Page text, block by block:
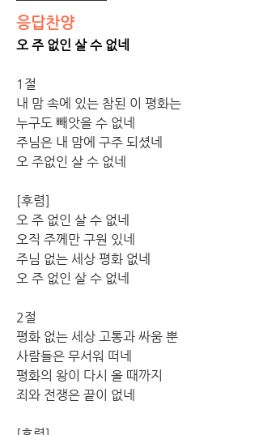
응답찬양
오 주 없인 살 수 없네
1절
내 맘 속에 있는 참된 이 평화는
누구도 빼앗을 수 없네
주님은 내 맘에 구주 되셨네
오 주없인 살 수 없네
[후렴]
오 주 없인 살 수 없네
오직 주께만 구원 있네
주님 없는 세상 평화 없네
오 주 없인 살 수 없네
2절
평화 없는 세상 고통과 싸움 뿐
사람들은 무서워 떠네
평화의 왕이 다시 올 때까지
죄와 전쟁은 끝이 없네